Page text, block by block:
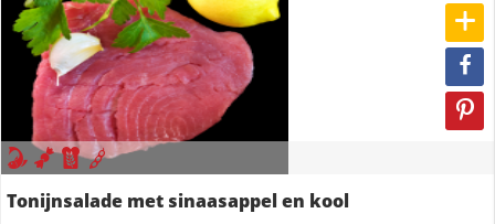
Tonijnsalade met sinaasappel en kool